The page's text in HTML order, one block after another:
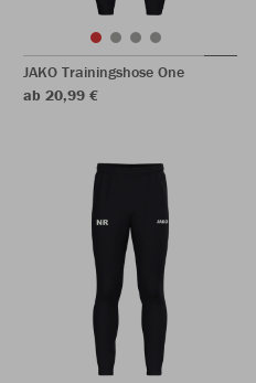
JAKO Trainingshose One
ab 20,99 €